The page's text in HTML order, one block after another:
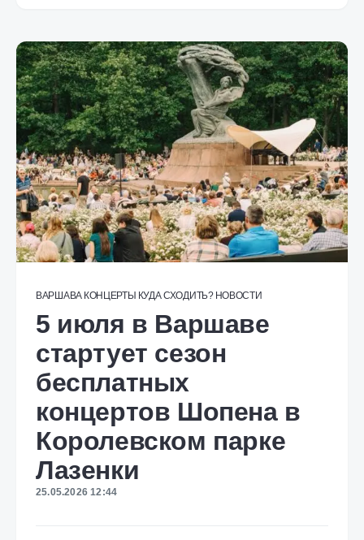
ВАРШАВА КОНЦЕРТЫ КУДА СХОДИТЬ? НОВОСТИ
5 июля в Варшаве
стартует сезон
бесплатных
концертов Шопена в
Королевском парке
Лазенки
25.05.2026 12:44